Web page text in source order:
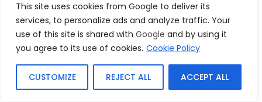
This site uses cookies from Google to deliver its
services, to personalize ads and analyze traffic. Your
use of this site is shared with Google and by using it
you agree to its use of cookies. Cookie Policy
CUSTOMIZE REJECT ALL ACCEPT ALL
Si no estás preparado para trenzas complicadas, siempre